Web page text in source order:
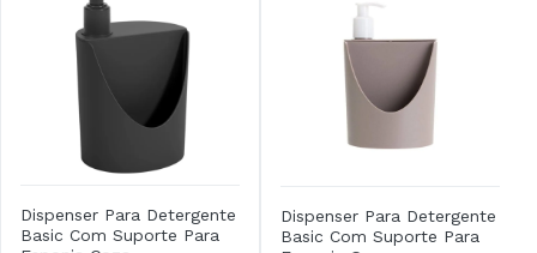
Dispenser Para Detergente
Basic Com Suporte Para
Dispenser Para Detergente
Basic Com Suporte Para